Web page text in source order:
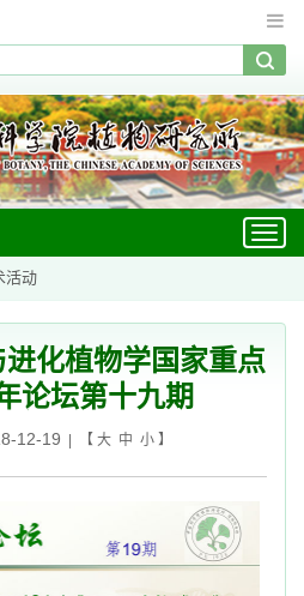
活动
进化植物学国家重点
论坛第十九期
12-19 | 【 大 中 小】